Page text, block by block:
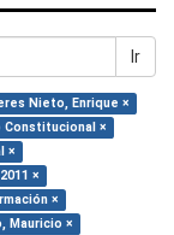
Ir
Nieto, Enrique ×
Constitucional ×
×
×
×
Mauricio ×